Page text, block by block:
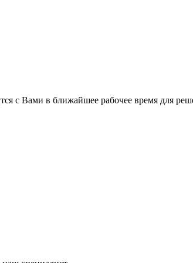
с Вами в ближайшее рабочее время для